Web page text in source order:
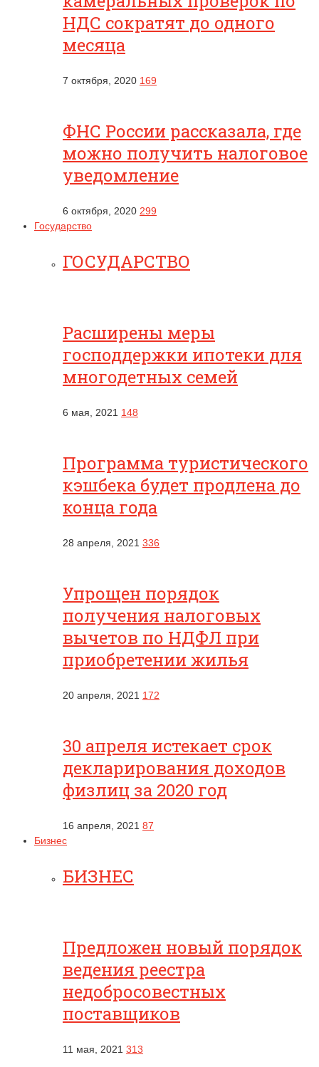
НДС сократят до одного
месяца
7 октября, 2020 169
ФНС России рассказала, где
можно получить налоговое
уведомление
6 октября, 2020 299
Государство
ГОСУДАРСТВО
Расширены меры
господдержки ипотеки для
многодетных семей
6 мая, 2021 148
Программа туристического
кэшбека будет продлена до
конца года
28 апреля, 2021 336
Упрощен порядок
получения налоговых
вычетов по НДФЛ при
приобретении жилья
20 апреля, 2021 172
30 апреля истекает срок
декларирования доходов
физлиц за 2020 год
16 апреля, 2021 87
Бизнес
БИЗНЕС
Предложен новый порядок
ведения реестра
недобросовестных
поставщиков
11 мая, 2021 313